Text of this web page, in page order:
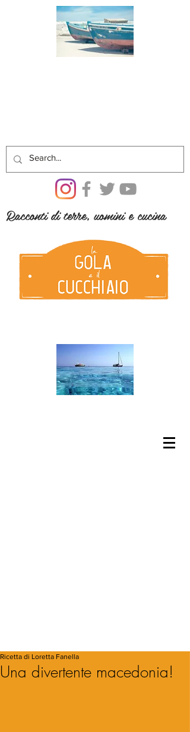
Racconti di terre, uomini e cucina
Una divertente macedonia!
Ricetta di Loretta Fanella